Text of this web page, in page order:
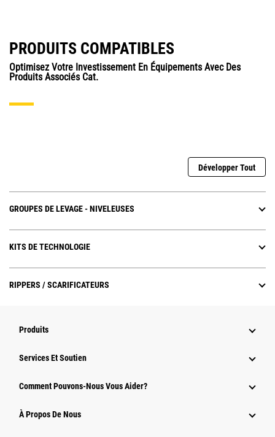
PRODUITS COMPATIBLES
Optimisez Votre Investissement En Équipements Avec Des
Produits Associés Cat.
Développer Tout
GROUPES DE LEVAGE - NIVELEUSES
KITS DE TECHNOLOGIE
RIPPERS / SCARIFICATEURS
Produits
Services Et Soutien
Comment Pouvons-Nous Vous Aider?
À Propos De Nous